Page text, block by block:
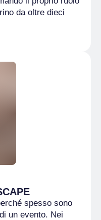
da oltre dieci
spesso sono
un evento. Nei